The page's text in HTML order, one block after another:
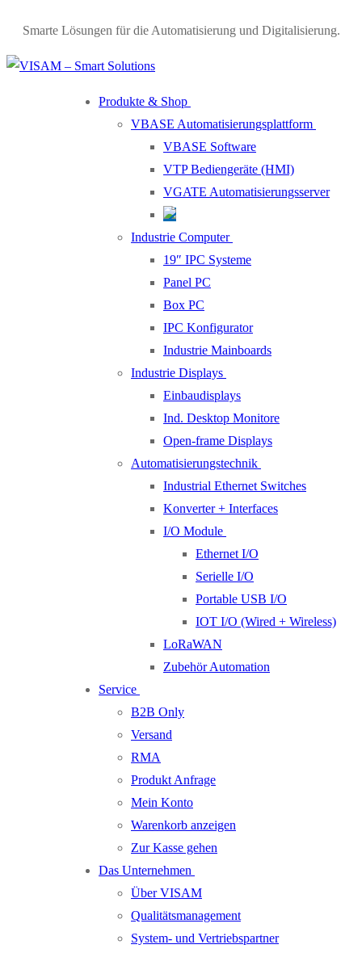
content
Smarte Lösungen für die Automatisierung und Digitalisierung.
Produkte & Shop
VBASE Automatisierungsplattform
VBASE Software
VTP Bediengeräte (HMI)
VGATE Automatisierungsserver
Industrie Computer
19″ IPC Systeme
Panel PC
Box PC
IPC Konfigurator
Industrie Mainboards
Industrie Displays
Einbaudisplays
Ind. Desktop Monitore
Open-frame Displays
Automatisierungstechnik
Industrial Ethernet Switches
Konverter + Interfaces
I/O Module
Ethernet I/O
Serielle I/O
Portable USB I/O
IOT I/O (Wired + Wireless)
LoRaWAN
Zubehör Automation
Service
B2B Only
Versand
RMA
Produkt Anfrage
Mein Konto
Warenkorb anzeigen
Zur Kasse gehen
Das Unternehmen
Über VISAM
Qualitätsmanagement
System- und Vertriebspartner